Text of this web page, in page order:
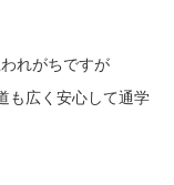
れがちですが
も広く安心して通学